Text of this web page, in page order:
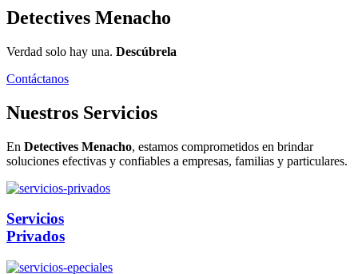
Detectives Menacho
Verdad solo hay una. Descúbrela
Contáctanos
Nuestros Servicios
En Detectives Menacho, estamos comprometidos en brindar
soluciones efectivas y confiables a empresas, familias y particulares.
Servicios
Privados